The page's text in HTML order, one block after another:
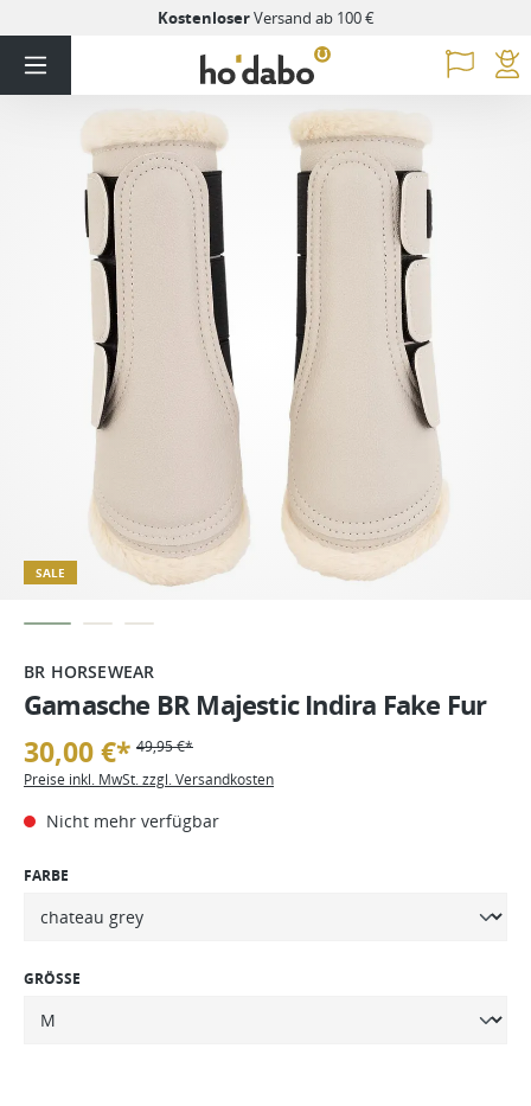
KostenloserVersand ab 100 €
SALE
BR HORSEWEAR
Gamasche BR Majestic Indira Fake Fur
30,00 €* 49,95 €*
Preise inkl. MwSt. zzgl. Versandkosten
Nicht mehr verfügbar
FARBE
GRÖSSE